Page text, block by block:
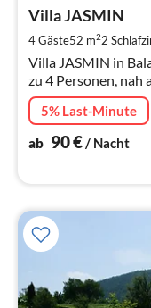
Villa JASMIN
4 Gäste52 m22
Villa JASMIN in
zu 4 Personen, nah
5% Last-Minute
ab 90€/ Nacht